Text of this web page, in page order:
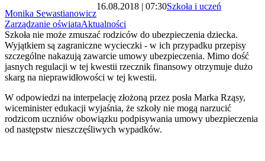
Monika Sewastianowicz
16.08.2018 | 07:30Szkoła i uczeń
Zarządzanie oświatąAktualności
Szkoła nie może zmuszać rodziców do ubezpieczenia dziecka.
Wyjątkiem są zagraniczne wycieczki - w ich przypadku przepisy
szczególne nakazują zawarcie umowy ubezpieczenia. Mimo dość
jasnych regulacji w tej kwestii rzecznik finansowy otrzymuje dużo
skarg na nieprawidłowości w tej kwestii.
W odpowiedzi na interpelację złożoną przez posła Marka Rząsy,
wiceminister edukacji wyjaśnia, że szkoły nie mogą narzucić
rodzicom uczniów obowiązku podpisywania umowy ubezpieczenia
od następstw nieszczęśliwych wypadków.